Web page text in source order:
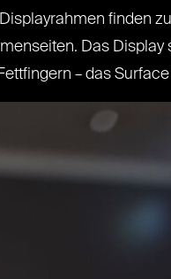
finden
Das Display
– das